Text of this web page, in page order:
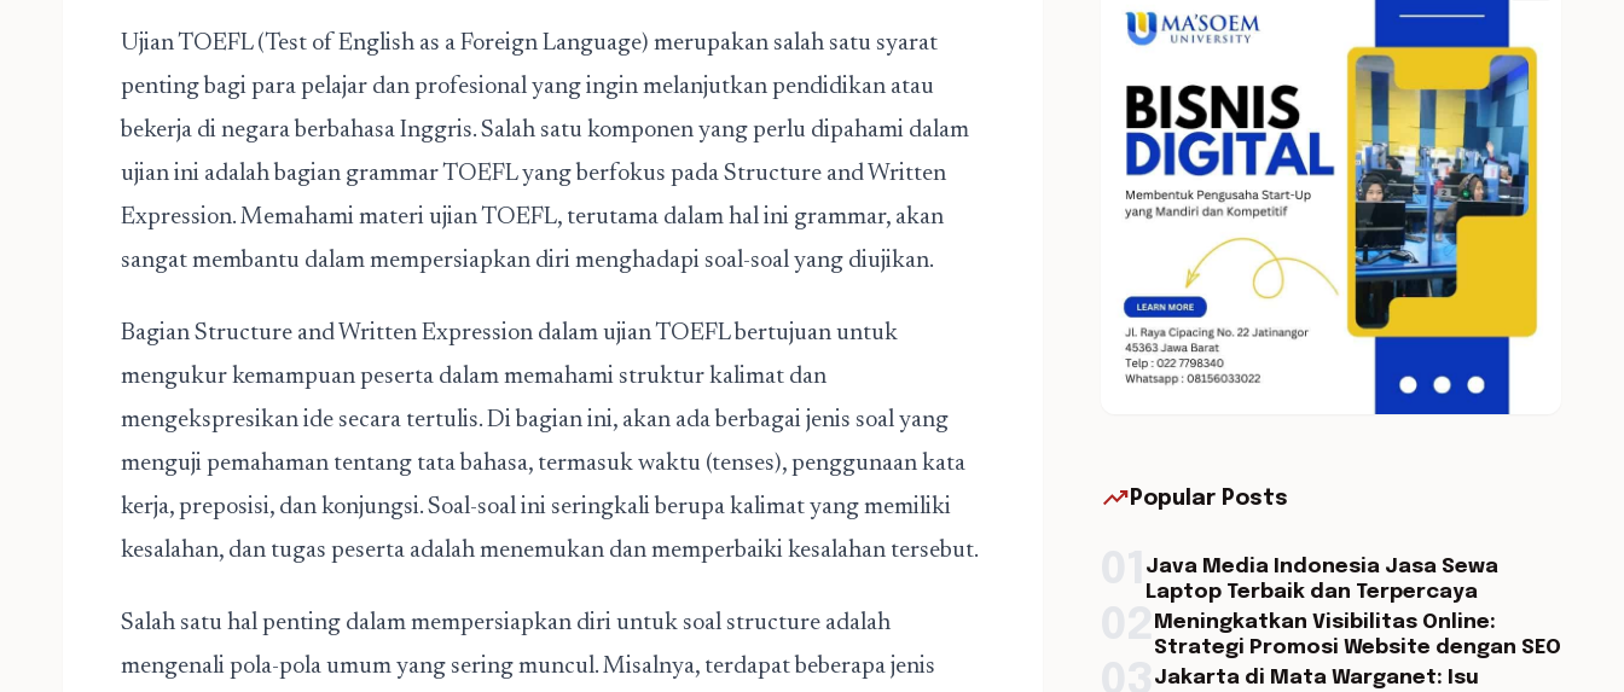
Ujian TOEFL (Test of English as a Foreign Language) merupakan salah satu syarat
penting bagi para pelajar dan profesional yang ingin melanjutkan pendidikan atau
bekerja di negara berbahasa Inggris. Salah satu komponen yang perlu dipahami dalam
ujian ini adalah bagian grammar TOEFL yang berfokus pada Structure and Written
Expression. Memahami materi ujian TOEFL, terutama dalam hal ini grammar, akan
sangat membantu dalam mempersiapkan diri menghadapi soal-soal yang diujikan.
Bagian Structure and Written Expression dalam ujian TOEFL bertujuan untuk
mengukur kemampuan peserta dalam memahami struktur kalimat dan
mengekspresikan ide secara tertulis. Di bagian ini, akan ada berbagai jenis soal yang
menguji pemahaman tentang tata bahasa, termasuk waktu (tenses), penggunaan kata
kerja, preposisi, dan konjungsi. Soal-soal ini seringkali berupa kalimat yang memiliki
kesalahan, dan tugas peserta adalah menemukan dan memperbaiki kesalahan tersebut.
Salah satu hal penting dalam mempersiapkan diri untuk soal structure adalah
mengenali pola-pola umum yang sering muncul. Misalnya, terdapat beberapa jenis
trending_up Popular Posts
Java Media Indonesia Jasa Sewa
Laptop Terbaik dan Terpercaya
Meningkatkan Visibilitas Online:
Strategi Promosi Website dengan SEO
Jakarta di Mata Warganet: Isu